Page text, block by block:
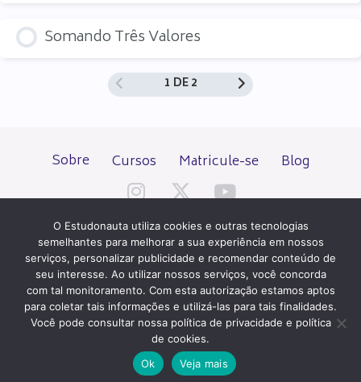
Somando Três Valores
1 DE 2
Sobre Cursos Matricule-se Blog
Todos os direitos reservados desde 2000.
PATROCÍNIO E HOSPEDAGEM
O Estudonauta utiliza cookies e outras tecnologias
semelhantes para melhorar a sua experiência em nossos
serviços, personalizar publicidade e recomendar conteúdo de
seu interesse. Ao utilizar nossos serviços, você concorda
com tal monitoramento. Com esta autorização estamos aptos
para coletar tais informações e utilizá-las para tais finalidades.
Você pode consultar nossa política de privacidade e política
de cookies.
Ok
Veja mais